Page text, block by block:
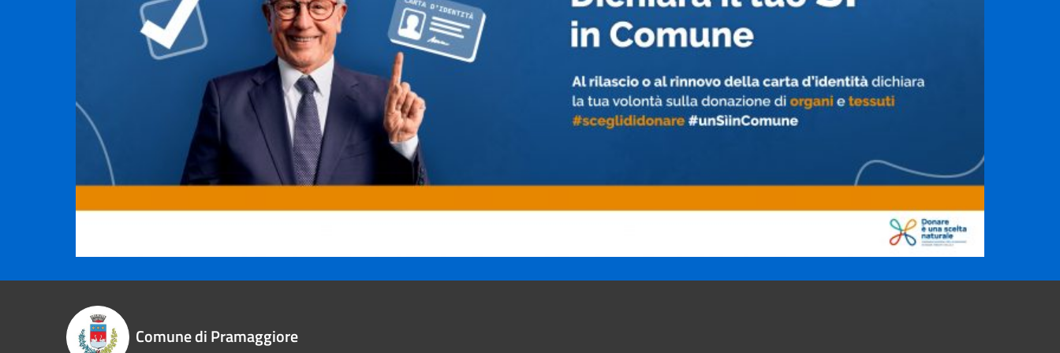
Comune di Pramaggiore